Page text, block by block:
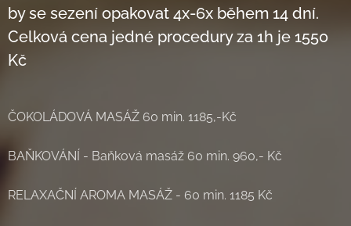
by se sezení opakovat 4x-6x během 14 dní.
Celková cena jedné procedury za 1h je 1550
Kč
ČOKOLÁDOVÁ MASÁŽ 60 min. 1185,-Kč
BAŇKOVÁNÍ - Baňková masáž 60 min. 960,- Kč
RELAXAČNÍ AROMA MASÁŽ - 60 min. 1185 Kč